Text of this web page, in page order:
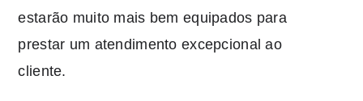
estarão muito mais bem equipados para
prestar um atendimento excepcional ao
cliente.